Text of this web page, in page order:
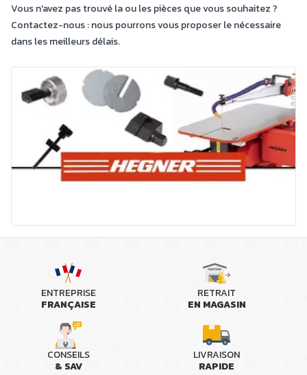
Vous n'avez pas trouvé la ou les pièces que vous souhaitez ?
Contactez-nous : nous pourrons vous proposer le nécessaire
dans les meilleurs délais.
ENTREPRISE
FRANÇAISE
RETRAIT
EN MAGASIN
CONSEILS
& SAV
LIVRAISON
RAPIDE